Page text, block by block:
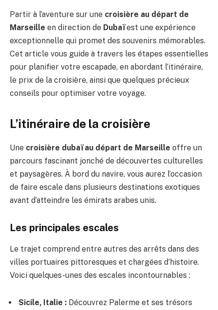
Partir à l’aventure sur une croisière au départ de
Marseille en direction de Dubaïest une expérience
exceptionnelle qui promet des souvenirs mémorables.
Cet article vous guide à travers les étapes essentielles
pour planifier votre escapade, en abordant l’itinéraire,
le prix de la croisière, ainsi que quelques précieux
conseils pour optimiser votre voyage.
L’itinéraire de la croisière
Une croisière dubaï au départ de Marseille offre un
parcours fascinant jonché de découvertes culturelles
et paysagères. À bord du navire, vous aurez l’occasion
de faire escale dans plusieurs destinations exotiques
avant d’atteindre les émirats arabes unis.
Les principales escales
Le trajet comprend entre autres des arrêts dans des
villes portuaires pittoresques et chargées d’histoire.
Voici quelques-unes des escales incontournables :
Sicile, Italie : Découvrez Palerme et ses trésors